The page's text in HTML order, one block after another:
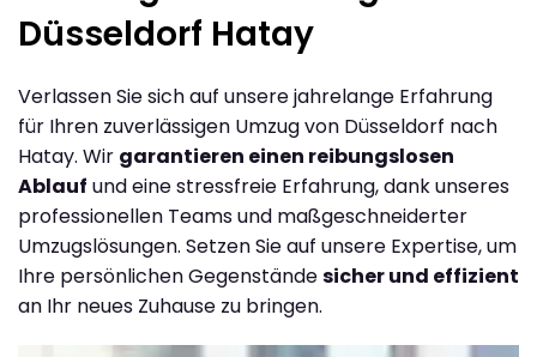
Düsseldorf Hatay
Verlassen Sie sich auf unsere jahrelange Erfahrung
für Ihren zuverlässigen Umzug von Düsseldorf nach
Hatay. Wir garantieren einen reibungslosen
Ablauf und eine stressfreie Erfahrung, dank unseres
professionellen Teams und maßgeschneiderter
Umzugslösungen. Setzen Sie auf unsere Expertise, um
Ihre persönlichen Gegenständesicher und effizient
an Ihr neues Zuhause zu bringen.